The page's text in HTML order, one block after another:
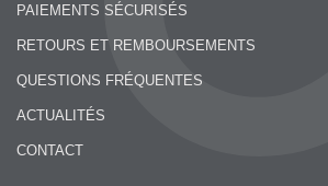
PAIEMENTS SÉCURISÉS
RETOURS ET REMBOURSEMENTS
QUESTIONS FRÉQUENTES
ACTUALITÉS
CONTACT